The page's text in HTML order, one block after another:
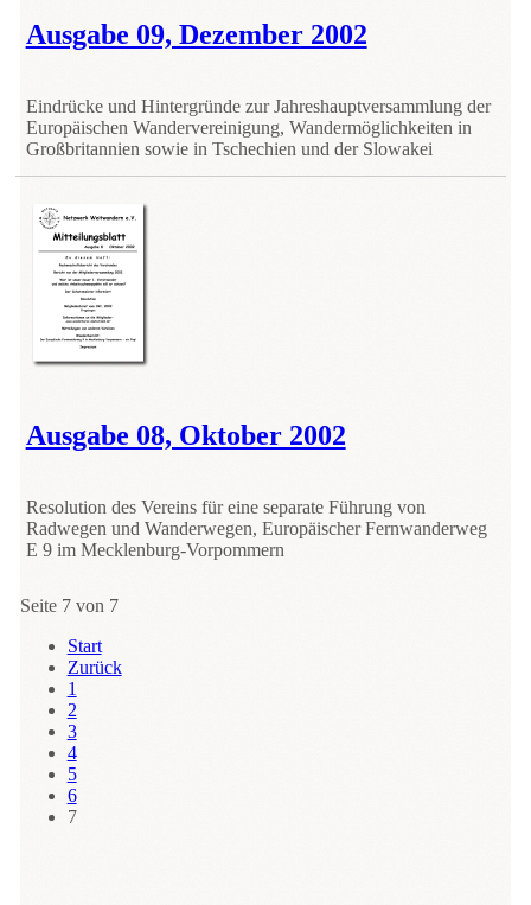
Ausgabe 09, Dezember 2002
Eindrücke und Hintergründe zur Jahreshauptversammlung der
Europäischen Wandervereinigung, Wandermöglichkeiten in
Großbritannien sowie in Tschechien und der Slowakei
Ausgabe 08, Oktober 2002
Resolution des Vereins für eine separate Führung von
Radwegen und Wanderwegen, Europäischer Fernwanderweg
E 9 im Mecklenburg-Vorpommern
Seite 7 von 7
Start
Zurück
1
2
3
4
5
6
7